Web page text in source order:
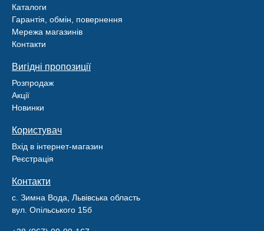
Каталоги
Гарантія, обмін, повернення
Мережа магазинів
Контакти
Вигідні пропозиції
Розпродаж
Акції
Новинки
Користувач
Вхід в інтернет-магазин
Реєстрація
Контакти
с. Зимна Вода, Львівська область
вул. Опільського 15б